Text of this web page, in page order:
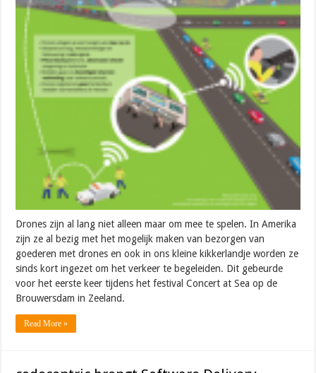
Drones zijn al lang niet alleen maar om mee te spelen. In Amerika
zijn ze al bezig met het mogelijk maken van bezorgen van
goederen met drones en ook in ons kleine kikkerlandje worden ze
sinds kort ingezet om het verkeer te begeleiden. Dit gebeurde
voor het eerste keer tijdens het festival Concert at Sea op de
Brouwersdam in Zeeland.
Read More »